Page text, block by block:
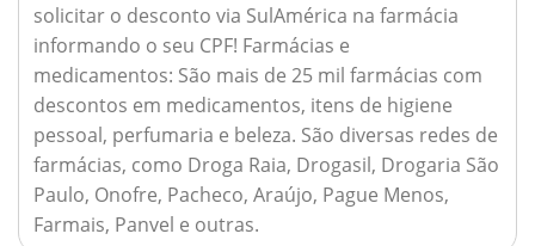
solicitar o desconto via SulAmérica na farmácia
informando o seu CPF! Farmácias e
medicamentos: São mais de 25 mil farmácias com
descontos em medicamentos, itens de higiene
pessoal, perfumaria e beleza. São diversas redes de
farmácias, como Droga Raia, Drogasil, Drogaria São
Paulo, Onofre, Pacheco, Araújo, Pague Menos,
Farmais, Panvel e outras.